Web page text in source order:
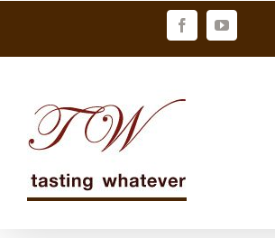
FacebookYouTube